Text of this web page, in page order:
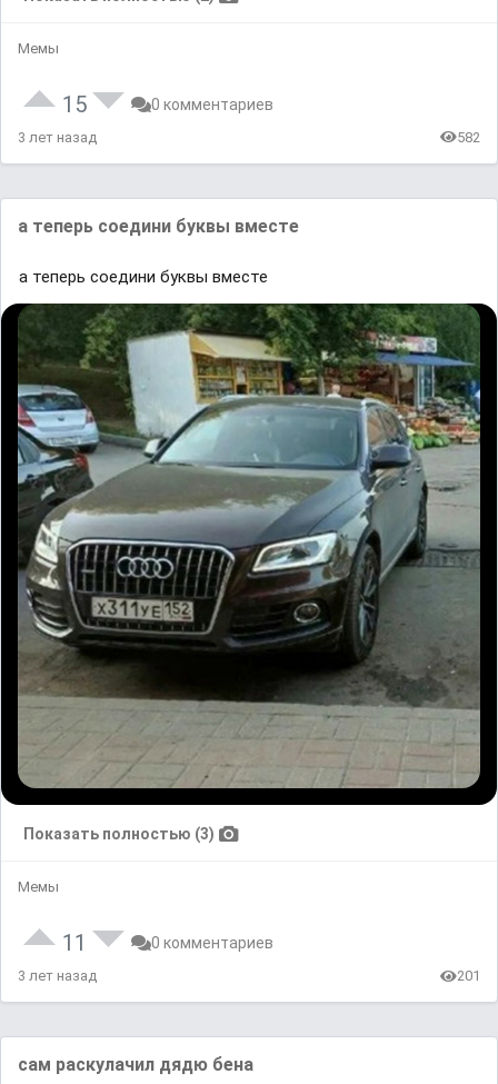
Мемы
15 0 комментариев
3 лет назад 582
а теперь соедини буквы вместе
а теперь соедини буквы вместе
Показать полностью (3)
Мемы
11 0 комментариев
3 лет назад 201
сам раскулачил дядю бена